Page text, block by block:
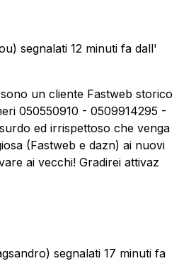
segnalati 12 minuti fa dall'
un cliente Fastweb storico
050550910 - 0509914295 -
ed irrispettoso che venga
(Fastweb e dazn) ai nuovi
ai vecchi! Gradirei attivaz
segnalati 17 minuti fa